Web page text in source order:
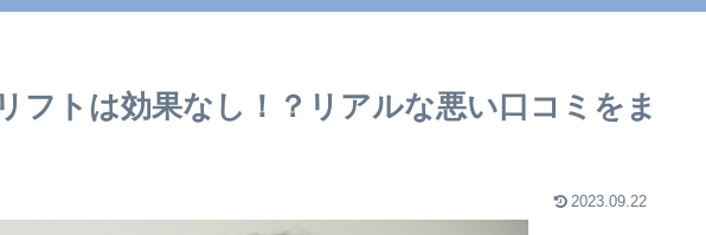
フトは効果なし！？リアルな悪い口コミをま
2023.09.22